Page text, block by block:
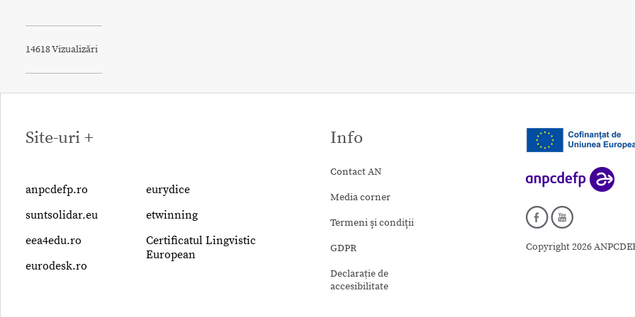
14618 Vizualizări
Site-uri +
anpcdefp.ro
suntsolidar.eu
eea4edu.ro
eurodesk.ro
eurydice
etwinning
Certificatul Lingvistic
European
Info
Contact AN
Media corner
Termeni şi condiţii
GDPR
Declarație de
accesibilitate
Copyright 2026